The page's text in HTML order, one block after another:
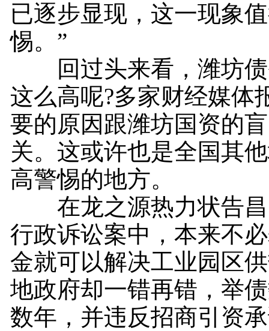
已逐步显现，这一现象
惕。”
回过头来看，潍坊债
这么高呢?多家财经媒体
要的原因跟潍坊国资的
关。这或许也是全国其
高警惕的地方。
在龙之源热力状告昌
行政诉讼案中，本来不
金就可以解决工业园区
地政府却一错再错，举
数年，并违反招商引资